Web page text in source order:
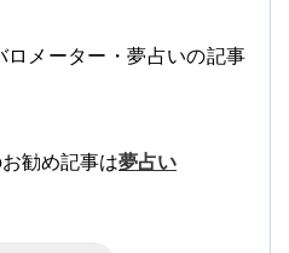
ロメーター・夢占いの記事
勧め記事は夢占い